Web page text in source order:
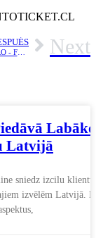
AMAIA MONTERO - FESTIVAL DEL HUASO DE OLMUÉ 2016 Next
Labāko
Latvijā
sniedz izcilu klientu
izvēlēm Latvijā.